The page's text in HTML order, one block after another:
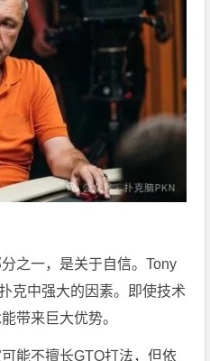
之一，是关于自信。Tony
克中强大的因素。即使技术
带来巨大优势。
能不擅长GTO打法，但依